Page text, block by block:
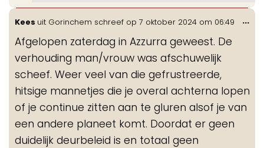
Kees uit Gorinchem schreef op 7 oktober 2024 om 06:49
Afgelopen zaterdag in Azzurra geweest. De
verhouding man/vrouw was afschuwelijk
scheef. Weer veel van die gefrustreerde,
hitsige mannetjes die je overal achterna lopen
of je continue zitten aan te gluren alsof je van
een andere planeet komt. Doordat er geen
duidelijk deurbeleid is en totaal geen
...